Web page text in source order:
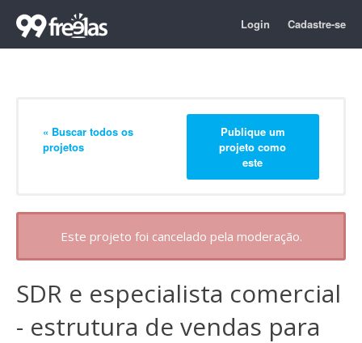
Login Cadastre-se
« Buscar todos os
projetos
Publique um
projeto como
este
Este projeto foi cancelado pela moderação.
SDR e especialista comercial
- estrutura de vendas para